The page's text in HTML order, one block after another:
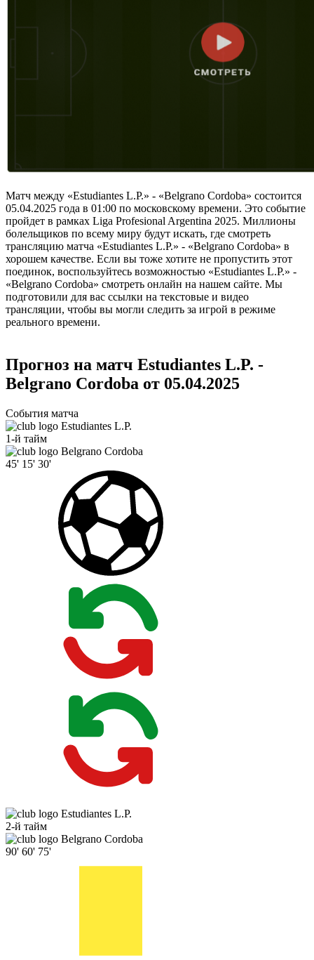
Матч между «Estudiantes L.P.» - «Belgrano Cordoba» состоится
05.04.2025 года в 01:00 по московскому времени. Это событие
пройдет в рамках Liga Profesional Argentina 2025. Миллионы
болельщиков по всему миру будут искать, где смотреть
трансляцию матча «Estudiantes L.P.» - «Belgrano Cordoba» в
хорошем качестве. Если вы тоже хотите не пропустить этот
поединок, воспользуйтесь возможностью «Estudiantes L.P.» -
«Belgrano Cordoba» смотреть онлайн на нашем сайте. Мы
подготовили для вас ссылки на текстовые и видео
трансляции, чтобы вы могли следить за игрой в режиме
реального времени.
Прогноз на матч Estudiantes L.P. -
Belgrano Cordoba от 05.04.2025
События матча
Estudiantes L.P.
1-й тайм
Belgrano Cordoba
45' 15' 30'
Estudiantes L.P.
2-й тайм
Belgrano Cordoba
90' 60' 75'